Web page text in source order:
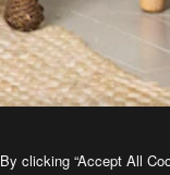
By clicking “Accept All